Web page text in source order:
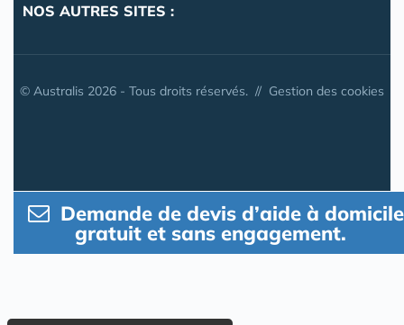
NOS AUTRES SITES :
© Australis 2026 - Tous droits réservés. // Gestion des cookies
Demande de devis d’aide à domicile
gratuit et sans engagement.